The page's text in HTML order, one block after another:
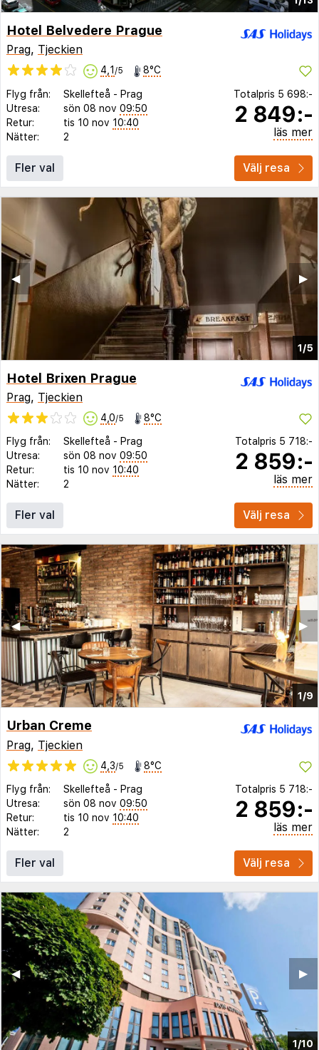
Hotel Belvedere Prague
Prag, Tjeckien
4,1 /5 8°C
Flyg från: Skellefteå - Prag
Utresa:
sön 08 nov 09:50
Retur:
tis 10 nov 10:40
Nätter:
2
Totalpris 5 698:-
2 849:-
läs mer
Fler val Välj resa
1/5
▶︎
◀︎
Hotel Brixen Prague
Prag, Tjeckien
4,0/5 8°C
Flyg från: Skellefteå - Prag
Utresa:
sön 08 nov 09:50
Retur:
tis 10 nov 10:40
Nätter:
2
Totalpris 5 718:-
2 859:-
läs mer
Fler val Välj resa
1/9
▶︎
◀︎
Urban Creme
Prag, Tjeckien
4,3/5 8°C
Flyg från: Skellefteå - Prag
Utresa:
sön 08 nov 09:50
Retur:
tis 10 nov 10:40
Nätter:
2
Totalpris 5 718:-
2 859:-
läs mer
Fler val Välj resa
1/10
▶︎
◀︎